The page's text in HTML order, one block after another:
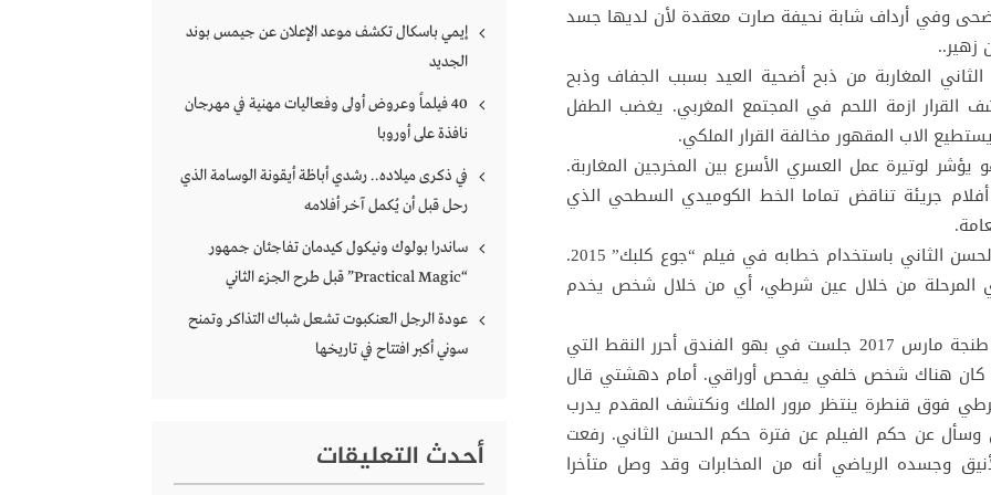
وفي أرداف شابة نحيفة صارت معقدة لأن لديها جسد
زهير..
المغاربة من ذبح أضحية العيد بسبب الجفاف وذبح
القرار ازمة اللحم في المجتمع المغربي. يغضب الطفل
الاب المقهور مخالفة القرار الملكي.
يؤشر لوتيرة عمل العسري الأسرع بين المخرجين المغاربة.
جريئة تناقض تماما الخط الكوميدي السطحي الذي
أين تكمن الجرأة؟ في تصفية الحساب مع عهد الحسن الثاني باستخدام خطابه في فيلم “جوع كلبك” 2015.
2016 قدم العسري المرحلة من خلال عين شرطي، أي من خلال شخص يخدم
بعد عرض فيلم “ضربة في الرأس” في مهرجان طنجة مارس 2017 جلست في بهو الفندق أحرر النقط التي
كان هناك شخص خلفي يفحص أوراقي. أمام دهشتي قال
فوق قنطرة ينتظر مرور الملك ونكتشف المقدم يدرب
وسأل عن حكم الفيلم عن فترة حكم الحسن الثاني. رفعت
وجسده الرياضي أنه من المخابرات وقد وصل متأخرا
إيمي باسكال تكشف موعد الإعلان عن جيمس بوند
الجديد
40 فيلماً وعروض أولى وفعاليات مهنية في مهرجان
نافذة على أوروبا
في ذكرى ميلاده.. رشدي أباظة أيقونة الوسامة الذي
رحل قبل أن يُكمل آخر أفلامه
ساندرا بولوك ونيكول كيدمان تفاجئان جمهور
“Practical Magic” قبل طرح الجزء الثاني
عودة الرجل العنكبوت تشعل شباك التذاكر وتمنح
سوني أكبر افتتاح في تاريخها
أحدث التعليقات